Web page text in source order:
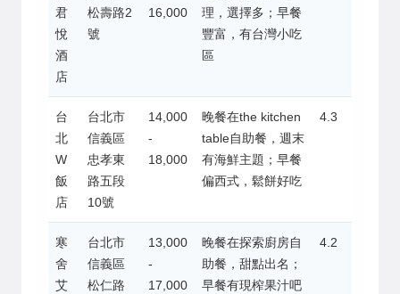
君
悅
酒
店
松壽路2
號
16,000
理，選擇多；早餐
豐富，有台灣小吃
區
台
北
W
飯
店
台北市
信義區
忠孝東
路五段
10號
14,000
-
18,000
晚餐在the kitchen
table自助餐，週末
有海鮮主題；早餐
偏西式，鬆餅好吃
4.3
寒
舍
艾
台北市
信義區
松仁路
13,000
-
17,000
晚餐在探索廚房自
助餐，甜點出名；
早餐有現榨果汁吧
4.2